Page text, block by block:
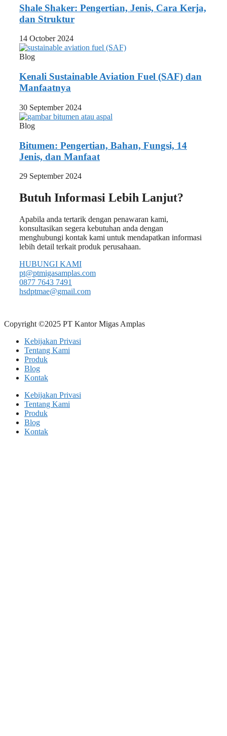
Shale Shaker: Pengertian, Jenis, Cara Kerja,
dan Struktur
14 October 2024
Blog
Kenali Sustainable Aviation Fuel (SAF) dan
Manfaatnya
30 September 2024
Blog
Bitumen: Pengertian, Bahan, Fungsi, 14
Jenis, dan Manfaat
29 September 2024
Butuh Informasi Lebih Lanjut?
Apabila anda tertarik dengan penawaran kami,
konsultasikan segera kebutuhan anda dengan
menghubungi kontak kami untuk mendapatkan informasi
lebih detail terkait produk perusahaan.
HUBUNGI KAMI
pt@ptmigasamplas.com
0877 7643 7491
hsdptmae@gmail.com
Copyright ©2025 PT Kantor Migas Amplas
Kebijakan Privasi
Tentang Kami
Produk
Blog
Kontak
Kebijakan Privasi
Tentang Kami
Produk
Blog
Kontak